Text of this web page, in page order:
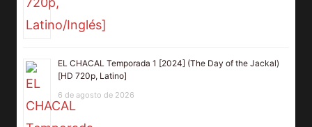
EL CHACAL Temporada 1 [2024] (The Day of the Jackal)
[HD 720p, Latino]
6 de agosto de 2026